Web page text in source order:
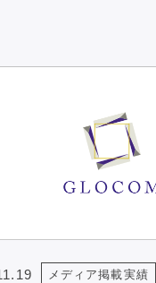
メディア掲載実績